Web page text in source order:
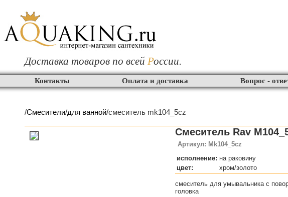
Доставка товаров по всей России.
Контакты Оплата и доставка Вопрос -
/Смесители/для ванной/смеситель mk104_5cz
Смеситель Rav
Артикул: Mk104_5cz
исполнение: на раковину
цвет:
хром/золото
смеситель для умывальника с
головка